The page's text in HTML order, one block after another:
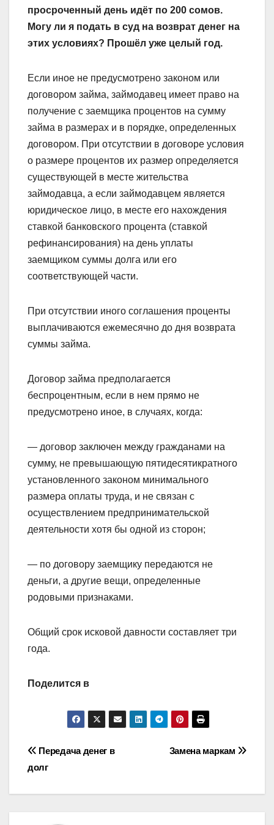
просроченный день идёт по 200 сомов.
Могу ли я подать в суд на возврат денег на
этих условиях? Прошёл уже целый год.
Если иное не предусмотрено законом или
договором займа, займодавец имеет право на
получение с заемщика процентов на сумму
займа в размерах и в порядке, определенных
договором. При отсутствии в договоре условия
о размере процентов их размер определяется
существующей в месте жительства
займодавца, а если займодавцем является
юридическое лицо, в месте его нахождения
ставкой банковского процента (ставкой
рефинансирования) на день уплаты
заемщиком суммы долга или его
соответствующей части.
При отсутствии иного соглашения проценты
выплачиваются ежемесячно до дня возврата
суммы займа.
Договор займа предполагается
беспроцентным, если в нем прямо не
предусмотрено иное, в случаях, когда:
— договор заключен между гражданами на
сумму, не превышающую пятидесятикратного
установленного законом минимального
размера оплаты труда, и не связан с
осуществлением предпринимательской
деятельности хотя бы одной из сторон;
— по договору заемщику передаются не
деньги, а другие вещи, определенные
родовыми признаками.
Общий срок исковой давности составляет три
года.
Поделится в
Навигация
по
Замена маркам
Передача денег в
долг